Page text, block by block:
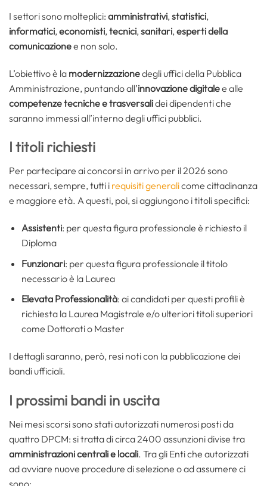
I settori sono molteplici: amministrativi, statistici,
informatici, economisti, tecnici, sanitari, esperti della
comunicazionee non solo.
L’obiettivo è la modernizzazionedegli uffici della Pubblica
Amministrazione, puntando all’innovazione digitalee alle
competenze tecniche e trasversalidei dipendenti che
saranno immessi all’interno degli uffici pubblici.
I titoli richiesti
Per partecipare ai concorsi in arrivo per il 2026 sono
necessari, sempre, tutti i requisiti generalicome cittadinanza
e maggiore età. A questi, poi, si aggiungono i titoli specifici:
Assistenti: per questa figura professionale è richiesto il
Diploma
Funzionari: per questa figura professionale il titolo
necessario è la Laurea
Elevata Professionalità: ai candidati per questi profili è
richiesta la Laurea Magistrale e/o ulteriori titoli superiori
come Dottorati o Master
I dettagli saranno, però, resi noti con la pubblicazione dei
bandi ufficiali.
I prossimi bandi in uscita
Nei mesi scorsi sono stati autorizzati numerosi posti da
quattro DPCM: si tratta di circa 2400 assunzioni divise tra
amministrazioni centrali e locali. Tra gli Enti che autorizzati
ad avviare nuove procedure di selezione o ad assumere ci
sono: